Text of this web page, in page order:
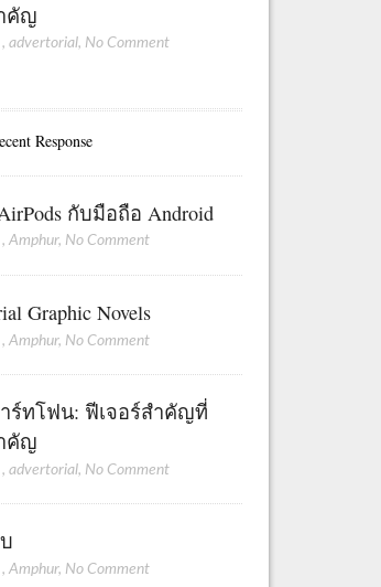
คัญ
,advertorial, No Comment
Response
กับมือถือ Android
,Amphur, No Comment
Graphic Novels
,Amphur, No Comment
ร์ทโฟน: ฟีเจอร์สำคัญที่
คัญ
,advertorial, No Comment
,Amphur, No Comment